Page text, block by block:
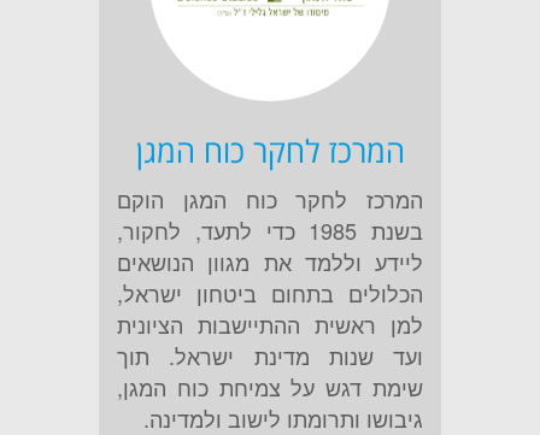
המרכז לחקר כוח המגן
המרכז לחקר כוח המגן הוקם
בשנת 1985 כדי לתעד, לחקור,
ליידע וללמד את מגוון הנושאים
הכלולים בתחום ביטחון ישראל,
למן ראשית ההתיישבות הציונית
ועד שנות מדינת ישראל. תוך
שימת דגש על צמיחת כוח המגן,
גיבושו ותרומתו לישוב ולמדינה.